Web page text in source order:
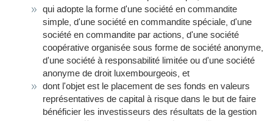
qui adopte la forme d'une société en commandite
simple, d'une société en commandite spéciale, d'une
société en commandite par actions, d'une société
coopérative organisée sous forme de société anonyme,
d'une société à responsabilité limitée ou d'une société
anonyme de droit luxembourgeois, et
dont l'objet est le placement de ses fonds en valeurs
représentatives de capital à risque dans le but de faire
bénéficier les investisseurs des résultats de la gestion